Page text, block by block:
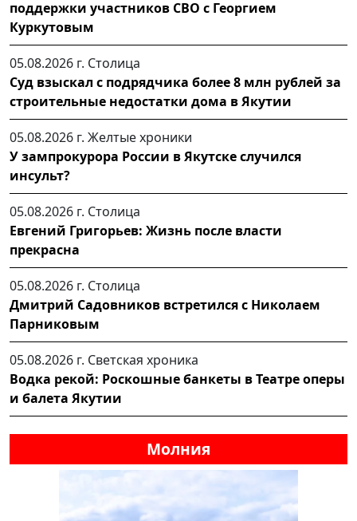
поддержки участников СВО с Георгием
Куркутовым
05.08.2026 г. Столица
Суд взыскал с подрядчика более 8 млн рублей за
строительные недостатки дома в Якутии
05.08.2026 г. Желтые хроники
У зампрокурора России в Якутске случился
инсульт?
05.08.2026 г. Столица
Евгений Григорьев: Жизнь после власти
прекрасна
05.08.2026 г. Столица
Дмитрий Садовников встретился с Николаем
Парниковым
05.08.2026 г. Светская хроника
Водка рекой: Роскошные банкеты в Театре оперы
и балета Якутии
Молния